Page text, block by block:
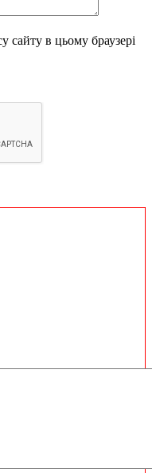
сайту в цьому браузері